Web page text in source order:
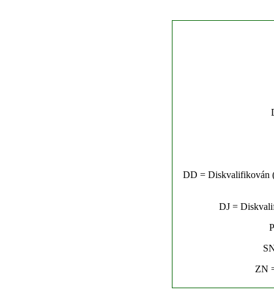
DD = Diskvalifikován
DJ =
ZN